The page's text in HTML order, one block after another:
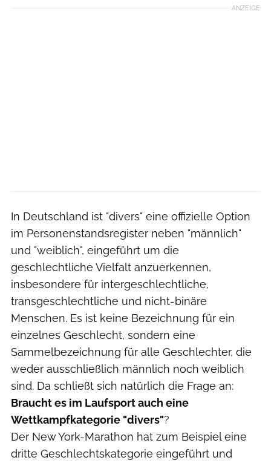
ANZEIGE
In Deutschland ist "divers" eine offizielle Option
im Personenstandsregister neben "männlich"
und "weiblich", eingeführt um die
geschlechtliche Vielfalt anzuerkennen,
insbesondere für intergeschlechtliche,
transgeschlechtliche und nicht-binäre
Menschen. Es ist keine Bezeichnung für ein
einzelnes Geschlecht, sondern eine
Sammelbezeichnung für alle Geschlechter, die
weder ausschließlich männlich noch weiblich
sind. Da schließt sich natürlich die Frage an:
Braucht es im Laufsport auch eine
Wettkampfkategorie "divers"?
Der New York-Marathon hat zum Beispiel eine
dritte Geschlechtskategorie eingeführt und